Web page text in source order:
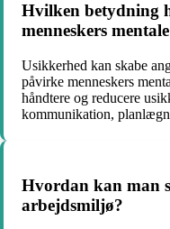
Hvilken betydning
menneskers
Usikkerhed kan skabe
påvirke menneskers
håndtere og reducere
kommunikation,
Hvordan kan man
arbejdsmiljø?